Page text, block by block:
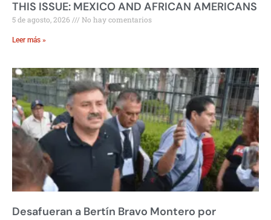
THIS ISSUE: MEXICO AND AFRICAN AMERICANS
5 de agosto, 2026 No hay comentarios
Leer más »
Desafueran a Bertín Bravo Montero por